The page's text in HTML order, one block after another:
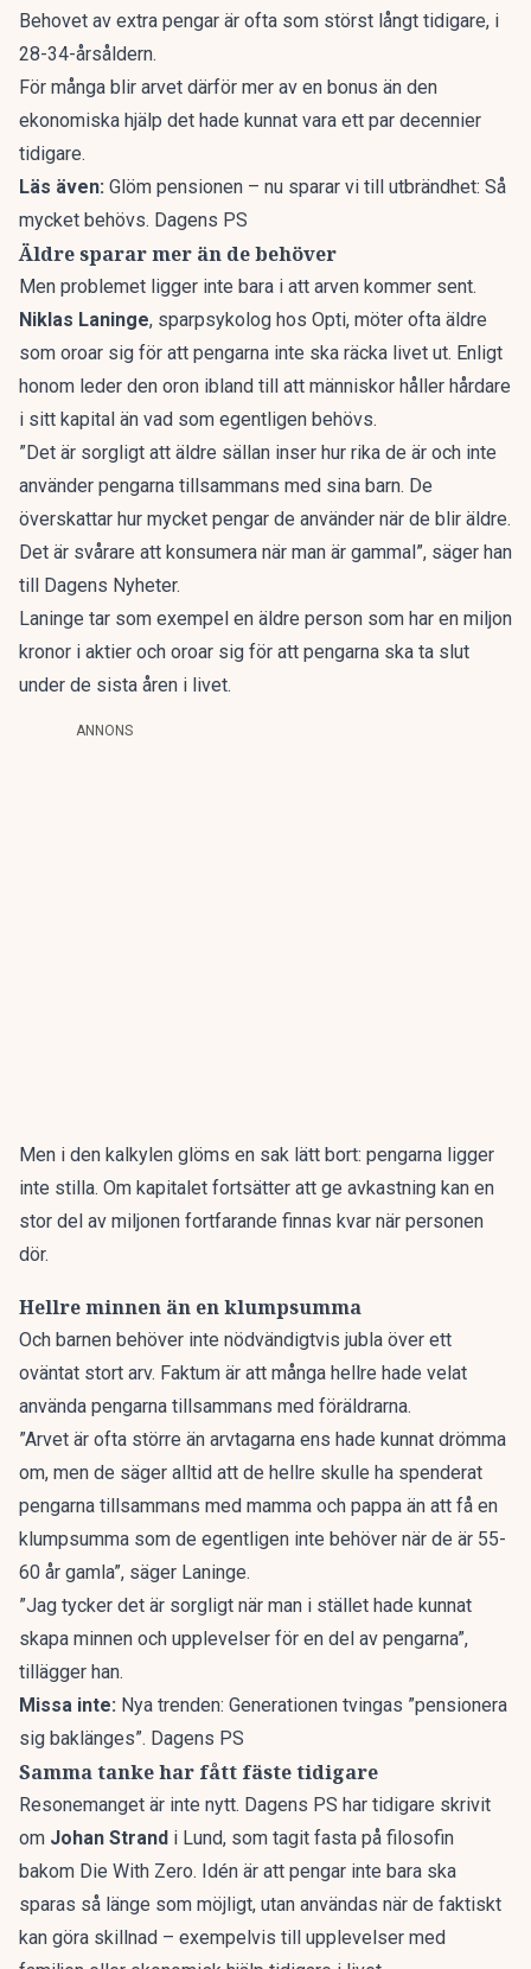
Behovet av extra pengar är ofta som störst långt tidigare, i
28-34-årsåldern.
För många blir arvet därför mer av en bonus än den
ekonomiska hjälp det hade kunnat vara ett par decennier
tidigare.
Läs även: Glöm pensionen – nu sparar vi till utbrändhet: Så
mycket behövs. Dagens PS
Äldre sparar mer än de behöver
Men problemet ligger inte bara i att arven kommer sent.
Niklas Laninge, sparpsykolog hos Opti, möter ofta äldre
som oroar sig för att pengarna inte ska räcka livet ut. Enligt
honom leder den oron ibland till att människor håller hårdare
i sitt kapital än vad som egentligen behövs.
”Det är sorgligt att äldre sällan inser hur rika de är och inte
använder pengarna tillsammans med sina barn. De
överskattar hur mycket pengar de använder när de blir äldre.
Det är svårare att konsumera när man är gammal”, säger han
till Dagens Nyheter.
Laninge tar som exempel en äldre person som har en miljon
kronor i aktier och oroar sig för att pengarna ska ta slut
under de sista åren i livet.
ANNONS
Men i den kalkylen glöms en sak lätt bort: pengarna ligger
inte stilla. Om kapitalet fortsätter att ge avkastning kan en
stor del av miljonen fortfarande finnas kvar när personen
dör.
Hellre minnen än en klumpsumma
Och barnen behöver inte nödvändigtvis jubla över ett
oväntat stort arv. Faktum är att många hellre hade velat
använda pengarna tillsammans med föräldrarna.
”Arvet är ofta större än arvtagarna ens hade kunnat drömma
om, men de säger alltid att de hellre skulle ha spenderat
pengarna tillsammans med mamma och pappa än att få en
klumpsumma som de egentligen inte behöver när de är 55-
60 år gamla”, säger Laninge.
”Jag tycker det är sorgligt när man i stället hade kunnat
skapa minnen och upplevelser för en del av pengarna”,
tillägger han.
Missa inte: Nya trenden: Generationen tvingas ”pensionera
sig baklänges”. Dagens PS
Samma tanke har fått fäste tidigare
Resonemanget är inte nytt. Dagens PS har tidigare skrivit
om Johan Strand i Lund, som tagit fasta på filosofin
bakom Die With Zero. Idén är att pengar inte bara ska
sparas så länge som möjligt, utan användas när de faktiskt
kan göra skillnad – exempelvis till upplevelser med